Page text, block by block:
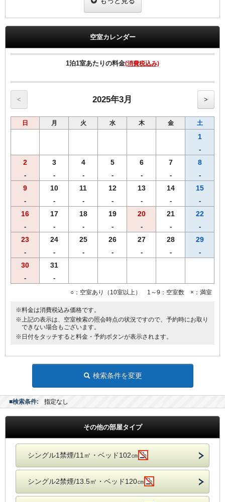
ピュアスマイル eyeしてる
ジュレーム ノンシリコンシャンプー・トリートメント
※内容については変更になることもあります。ご了承下さい。
完備。
・ご宿泊者様専用の大浴場をご利用いただけます。
空室カレンダー
1泊1室あたりの料金(消費税込み)
< 2025年3月 >
日 月 火 水 木 金 土
1
-
2
-
3
-
4
-
5
-
6
-
7
-
8
-
9
-
10
-
11
-
12
-
13
-
14
-
15
-
16
-
17
-
18
-
19
-
20
-
21
-
22
-
23
-
24
-
25
-
26
-
27
-
28
-
29
-
30
-
31
-
○：空室あり（10室以上） 1～9：空室数 ×：満室
※料金は消費税込み価格です。
※上記の表示は、空室検索の照会時点の状況ですので、予約時にお取り
できない場合もございます。
※日付をタッチすると料金・予約ボタンが表示されます。
検索条件を変更
■検索条件: 指定なし
その他の部屋タイプ
シングル1禁煙/11㎡・ベッド102㎝
シングル2禁煙/13.5㎡・ベッド120㎝